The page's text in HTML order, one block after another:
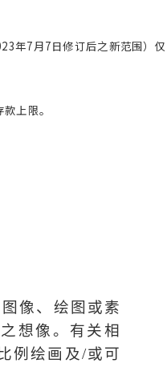
年7月7日修订后之新范围）仅
上限。
像、绘图或素
想像。有关相
例绘画及/或可